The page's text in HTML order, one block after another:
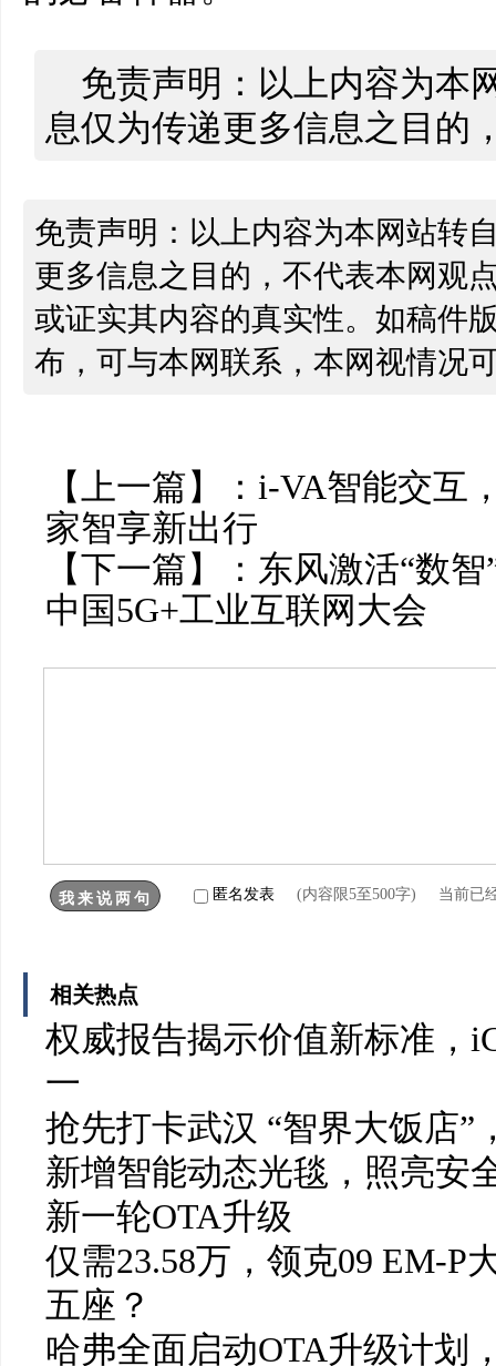
免责声明：以上内容为本
息仅为传递更多信息之目的
免责声明：以上内容为本网站转
更多信息之目的，不代表本网观
或证实其内容的真实性。如稿件
布，可与本网联系，本网视情况
【上一篇】： i-VA智能交互
家智享新出行
【下一篇】： 东风激活“数
中国5G+工业互联网大会
匿名发表 (内容限5至500字) 当前已
相关热点
权威报告揭示价值新标准，
一
抢先打卡武汉 “智界大饭店”
新增智能动态光毯，照亮安
新一轮OTA升级
仅需23.58万，领克09 EM-P
五座？
哈弗全面启动OTA升级计划